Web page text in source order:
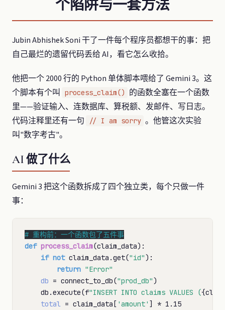
个陷阱与一套方法
Jubin Abhishek Soni 干了一件每个程序员都想干的事：把
自己最烂的遗留代码丢给 AI，看它怎么收拾。
他把一个 2000 行的 Python 单体脚本喂给了 Gemini 3。这
个脚本有个叫
process_claim()
的函数全塞在一个函数
里——验证输入、连数据库、算税额、发邮件、写日志。
代码注释里还有一句
// I am sorry 。他管这次实验
叫"数字考古"。
AI 做了什么
Gemini 3 把这个函数拆成了四个独立类，每个只做一件
事：
#
def process_claim(claim_data):
if not claim_data.get("id"):
return "Error"
db = connect_to_db("prod_db")
    db.execute(f
"INSERT INTO claims VALUES (
total = claim_data[ 'amount' ] * 1.15